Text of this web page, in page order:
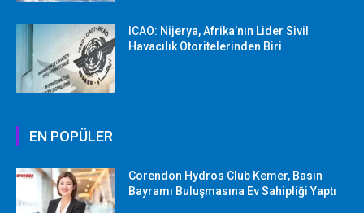
ICAO: Nijerya, Afrika’nın Lider Sivil
Havacılık Otoritelerinden Biri
EN POPÜLER
Corendon Hydros Club Kemer, Basın
Bayramı Buluşmasına Ev Sahipliği Yaptı